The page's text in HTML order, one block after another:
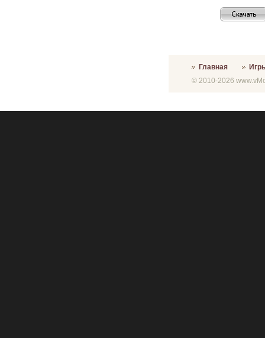
Главная
© 2010-2026